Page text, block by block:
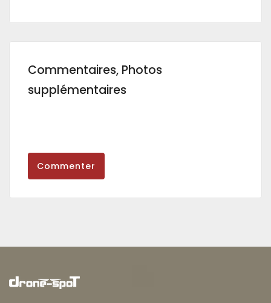
Commentaires, Photos
supplémentaires
Commenter